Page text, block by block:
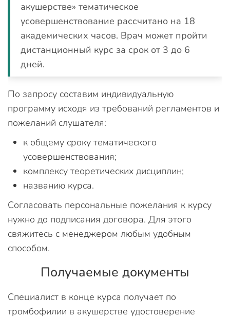
акушерстве» тематическое
усовершенствование рассчитано на 18
академических часов. Врач может пройти
дистанционный курс за срок от 3 до 6
дней.
По запросу составим индивидуальную
программу исходя из требований регламентов и
пожеланий слушателя:
к общему сроку тематического
усовершенствования;
комплексу теоретических дисциплин;
названию курса.
Согласовать персональные пожелания к курсу
нужно до подписания договора. Для этого
свяжитесь с менеджером любым удобным
способом.
Получаемые документы
Специалист в конце курса получает по
тромбофилии в акушерстве удостоверение